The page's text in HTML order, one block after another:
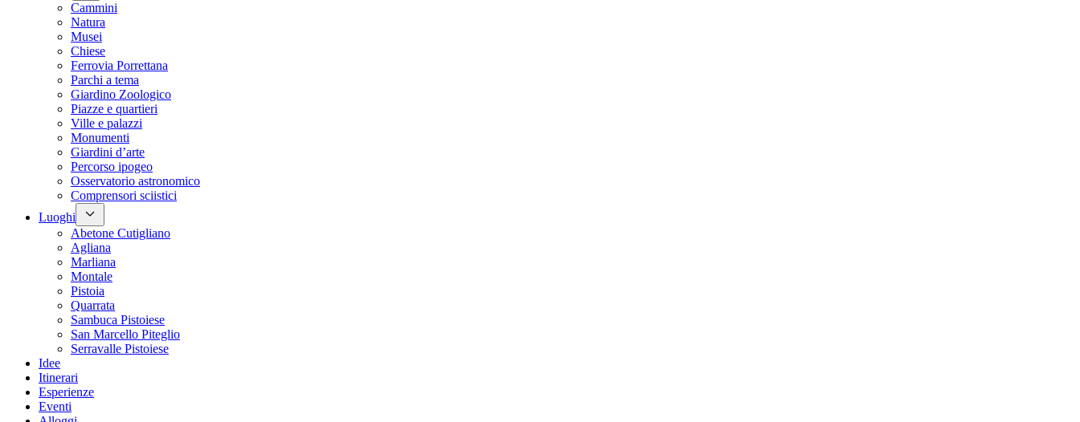
Cammini
Natura
Musei
Chiese
Ferrovia Porrettana
Parchi a tema
Giardino Zoologico
Piazze e quartieri
Ville e palazzi
Monumenti
Giardini d’arte
Percorso ipogeo
Osservatorio astronomico
Comprensori sciistici
Luoghi
Abetone Cutigliano
Agliana
Marliana
Montale
Pistoia
Quarrata
Sambuca Pistoiese
San Marcello Piteglio
Serravalle Pistoiese
Idee
Itinerari
Esperienze
Eventi